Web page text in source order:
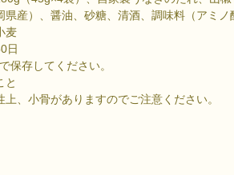
県産）、醤油、砂糖、清酒、調味料（アミノ
麦
日
保存してください。
と
、小骨がありますのでご注意ください。